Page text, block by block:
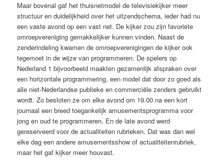
Maar bovenal gaf het thuisnetmodel de televisiekijker meer
structuur en duidelijkheid over het uitzendschema, ieder had nu
een vaste avond op een vast net. De kijker zou zijn favoriete
omroepvereniging gemakkelijker kunnen vinden. Naast de
zenderindeling kwamen de omroepverenigingen de kijker ook
tegemoet in de wijze van programmeren. De spelers op
Nederland 1 bijvoorbeeld maakten gezamenlijk afspraken over
een horizontale programmering, een model dat door zo goed als
alle niet-Nederlandse publieke en commerciële zenders gebruikt
wordt. Zo besloten ze om elke avond om 19.00 na een kort
journaal een breed toegankelijk amusementsprogramma voor
jong en oud te programmeren. En de late avond werd
gereserveerd voor de actualiteiten rubrieken. Dat was dan wel
elke dag een andere amusementsshow of actualiteitenrubriek,
maar het gaf kijker meer houvast.